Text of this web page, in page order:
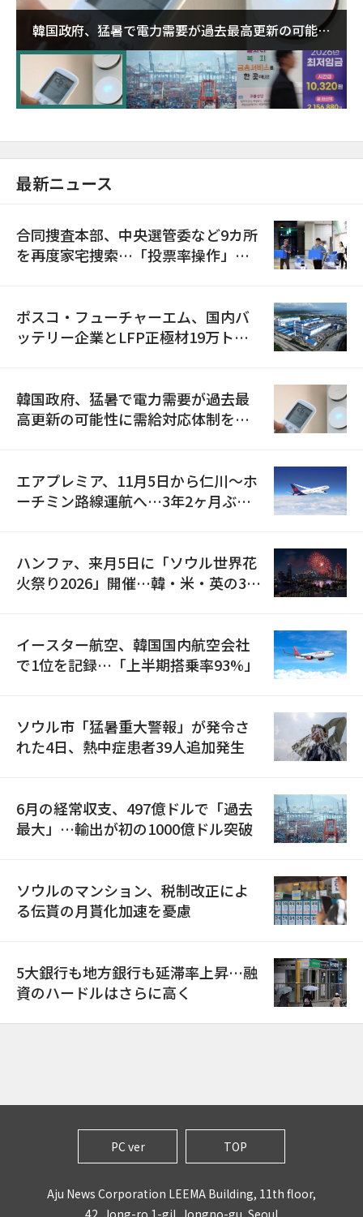
韓国政府、猛暑で電力需要が過去最高更新の可能性
に需給対応体制を点検
最新ニュース
合同捜査本部、中央選管委など9カ所
を再度家宅捜索…「投票率操作」の
ポスコ・フューチャーエム、国内バ
ッテリー企業とLFP正極材19万トン
韓国政府、猛暑で電力需要が過去最
高更新の可能性に需給対応体制を点
エアプレミア、11月5日から仁川〜ホ
ーチミン路線運航へ…3年2ヶ月ぶり
ハンファ、来月5日に「ソウル世界花
火祭り2026」開催…韓・米・英の3カ
イースター航空、韓国国内航空会社
で1位を記録…「上半期搭乗率93%」
ソウル市「猛暑重大警報」が発令さ
れた4日、熱中症患者39人追加発生
6月の経常収支、497億ドルで「過去
最大」…輸出が初の1000億ドル突破
ソウルのマンション、税制改正によ
る伝貰の月貰化加速を憂慮
5大銀行も地方銀行も延滞率上昇…融
資のハードルはさらに高く
PC ver TOP
Aju News Corporation LEEMA Building, 11th floor,
42, Jong-ro 1-gil, Jongno-gu, Seoul